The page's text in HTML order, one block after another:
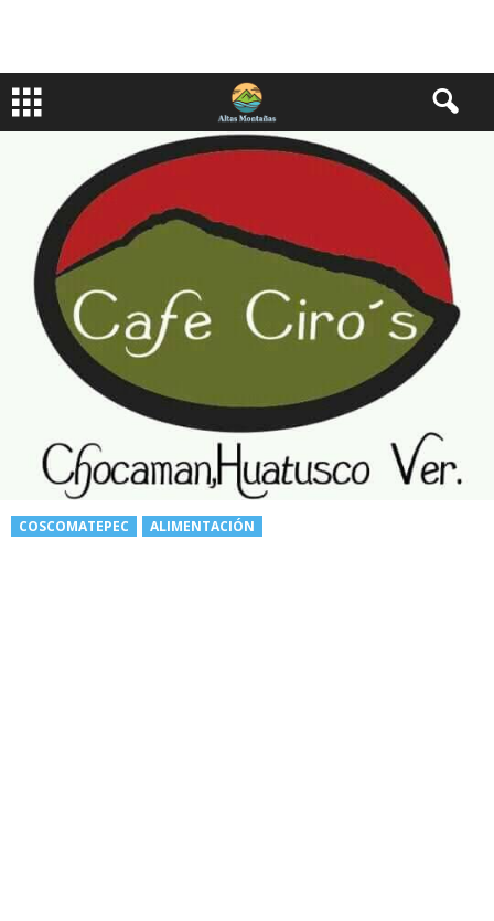
COSCOMATEPEC ALIMENTACIÓN